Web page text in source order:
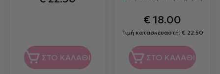
ΣΤΟ ΚΑΛΑΘΙ
€18.00
Τιμή κατασκευαστή: € 22.50
ΣΤΟ ΚΑΛΑΘΙ